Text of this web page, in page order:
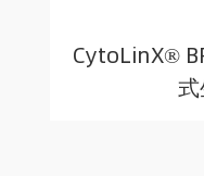
CytoLinX®